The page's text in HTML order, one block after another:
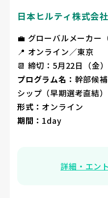
日本ヒルティ株式会社
💼 グローバルメーカー
📍 オンライン／東京
📆 締切：5月22日（金）
プログラム名： 幹部候
シップ（早期選考直結）
形式： オンライン
期間： 1day
詳細・エン